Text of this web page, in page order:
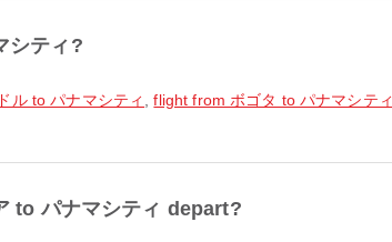
シティ?
ル to パナマシティ ,flight from ボゴタ to パナマシティ
to パナマシティ depart?